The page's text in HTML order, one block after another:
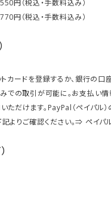
円（税込・手数料込み）
円（税込・手数料込み）
トカードを登録するか、銀行の
みでの取引が可能に。お支払い
ただけます。PayPal（ペイパル
よりご確認ください。⇒ ペイパ